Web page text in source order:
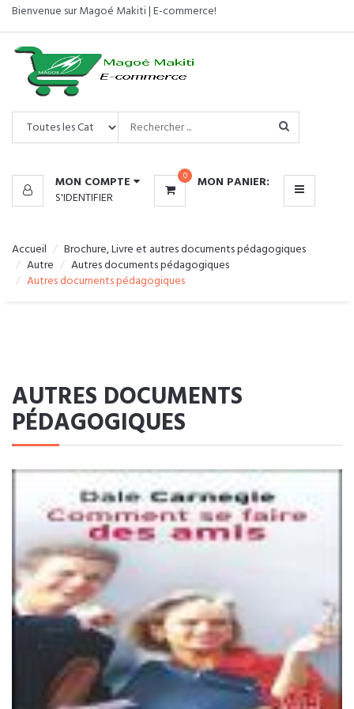
Bienvenue sur Magoé Makiti | E-commerce!
MON COMPTE
S'IDENTIFIER
0 MON PANIER:
CATÉGORIES
MENU
Accueil
Brochure, Livre et autres documents pédagogiques
Autre
Autres documents pédagogiques
Autres documents pédagogiques
AUTRES DOCUMENTS
PÉDAGOGIQUES